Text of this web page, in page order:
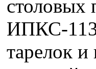
столовых
ИПКС-
тарелок и